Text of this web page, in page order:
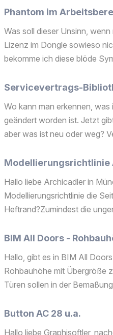
Phantom im
Was soll dieser Unsinn,
Lizenz im Dongle sowieso
bekomme ich diese blöde
Servicevertrags-
Wo kann man erkennen, was
geändert worden ist. Jetzt
aber was ist neu oder weg?
based
Modellierungsrichtlinie
Hallo liebe Archicadler in
Modellierungsrichtlinie die
Heftrand?Zumindest die
system used: Mac Intel-
BIM All Doors -
Hallo, gibt es in BIM All
Rohbauhöhe mit Übergröße
Türen sollen in der
möglichen Einstellungen
Button AC 28 u.a.
Hallo liebe Graphisoftler,